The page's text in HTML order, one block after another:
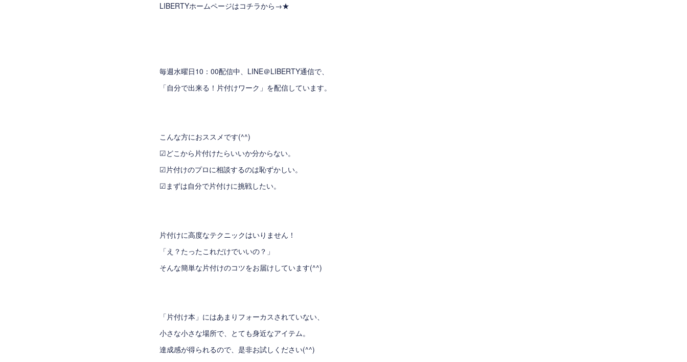
LIBERTYホームページはコチラから→★
毎週水曜日10：00配信中、LINE＠LIBERTY通信で、
「自分で出来る！片付けワーク」を配信しています。
こんな方におススメです(^^)
☑どこから片付けたらいいか分からない。
☑片付けのプロに相談するのは恥ずかしい。
☑まずは自分で片付けに挑戦したい。
片付けに高度なテクニックはいりません！
「え？たったこれだけでいいの？」
そんな簡単な片付けのコツをお届けしています(^^)
「片付け本」にはあまりフォーカスされていない、
小さな小さな場所で、とても身近なアイテム。
達成感が得られるので、是非お試しください(^^)